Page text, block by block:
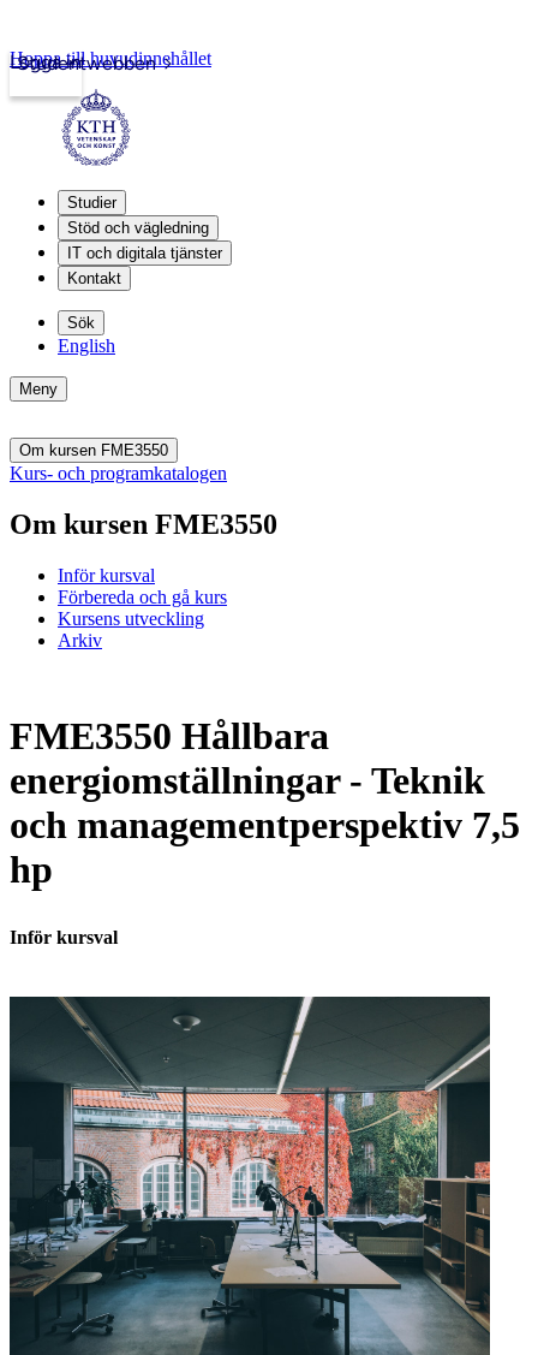
Studentwebben
Logga in
Hoppa till huvudinnehållet
Studier
Stöd och vägledning
IT och digitala tjänster
Kontakt
Sök
English
Meny
Om kursen FME3550
Kurs- och programkatalogen
Om kursen FME3550
Inför kursval
Förbereda och gå kurs
Kursens utveckling
Arkiv
FME3550 Hållbara
energiomställningar - Teknik
och managementperspektiv 7,5
hp
Inför kursval